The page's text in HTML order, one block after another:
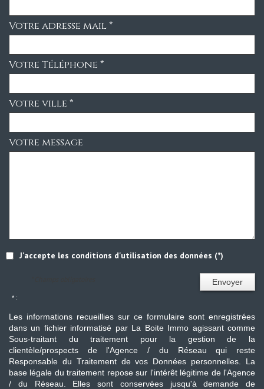
Votre adresse mail *
Votre Téléphone *
Votre ville *
Votre message
J'accepte les conditions d'utilisation des données (*)
Envoyer
* :
Les informations recueillies sur ce formulaire sont enregistrées
dans un fichier informatisé par La Boite Immo agissant comme
Sous-traitant du traitement pour la gestion de la
clientèle/prospects de l'Agence / du Réseau qui reste
Responsable du Traitement de vos Données personnelles. La
base légale du traitement repose sur l'intérêt légitime de l'Agence
/ du Réseau. Elles sont conservées jusqu'à demande de